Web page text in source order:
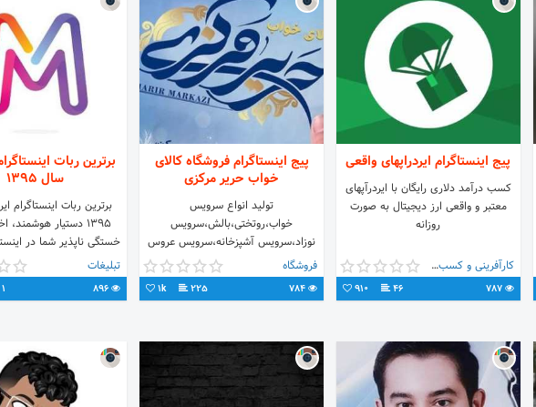
پیج اینستاگرام ایردراپهای واقعی
کسب درآمد دلاری رایگان با ایردرآپهای
معتبر و واقعی ارز دیجیتال به صورت
روزانه
کارآفرینی و کسب و کار
787
46
910
پیج اینستاگرام فروشگاه کالای
خواب حریر مرکزی
تولید انواع سرویس
خواب،روتختی،بالش،سرویس
نوزاد،سرویس آشپزخانه،سرویس عروس
بیش از ۱۰ سال سابقه تولید درصورت
داشتن سوال به دایرکت مراجعه نمایید
فروشگاه
784
225
1k
برترین ربات
سال 1395
برترین ربات اینستاگرام
1395 دستیار
خستگی ناپذیر شما در
مدیریت پیج خود را به
تا به صورت 24
کرده و محصولات و
همین امروز، پیج خود را
مدیریت کنید! 👇 جهت
پیج مراجعه
تبلیغات
896
1